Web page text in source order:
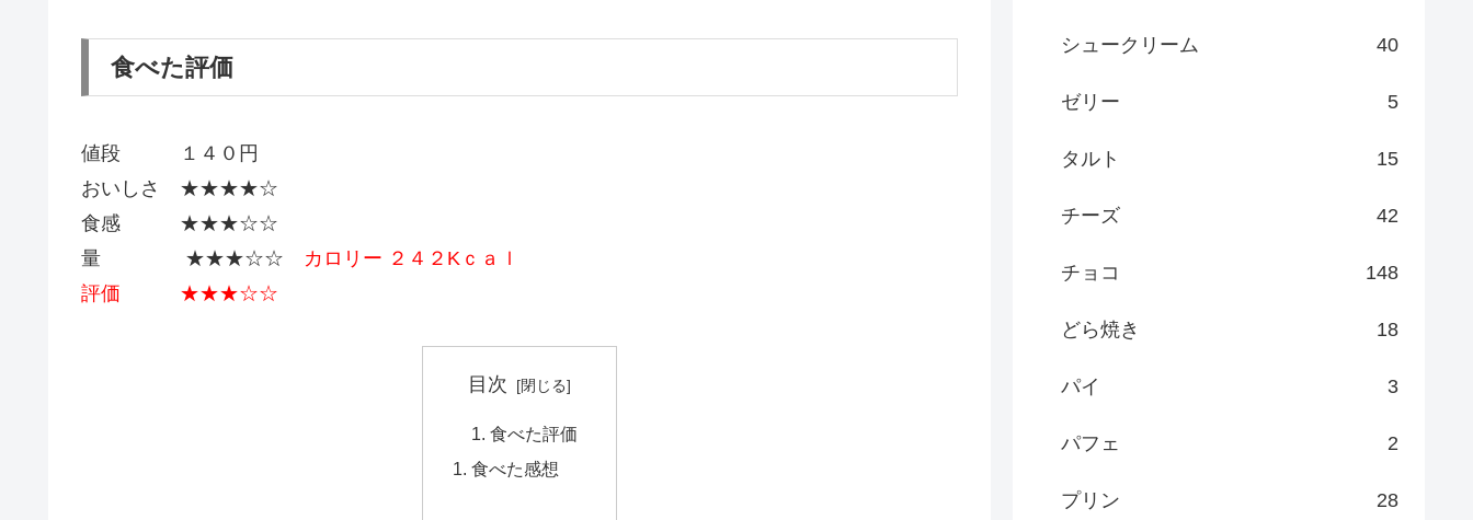
食べた評価
値段 １４０円
おいしさ ★★★★☆
食感 ★★★☆☆
量 ★★★☆☆ カロリー ２４２Kｃａｌ
評価 ★★★☆☆
目次
食べた評価
食べた感想
シュークリーム 40
ゼリー 5
タルト 15
チーズ 42
チョコ 148
どら焼き 18
パイ 3
パフェ 2
プリン 28